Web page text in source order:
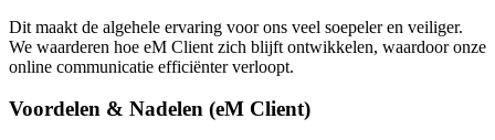
Dit maakt de algehele ervaring voor ons veel soepeler en veiliger.
We waarderen hoe eM Client zich blijft ontwikkelen, waardoor onze
online communicatie efficiënter verloopt.
Voordelen & Nadelen (eM Client)